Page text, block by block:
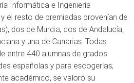
Informática e Ingeniería
el resto de premiadas provenían de
dos de Murcia, dos de Andalucía,
y una de Canarias. Todas
entre 440 alumnas de grados
españolas y para escogerlas,
académico, se valoró su